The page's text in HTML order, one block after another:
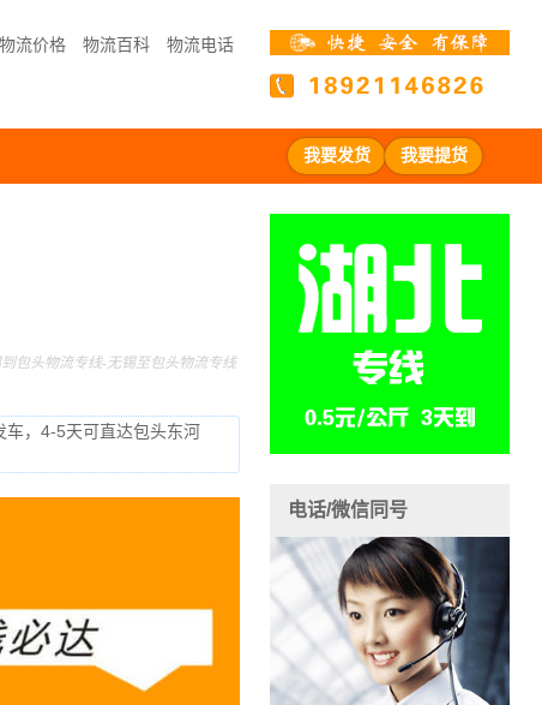
物流价格 物流百科 物流电话
我要发货 我要提货
到包头物流专线-无锡至包头物流专线
，4-5天可直达包头东河
电话/微信同号